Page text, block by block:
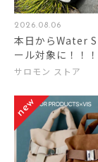
2026.08.06
本日からWater
ール対象に！！！
サロモン ストア